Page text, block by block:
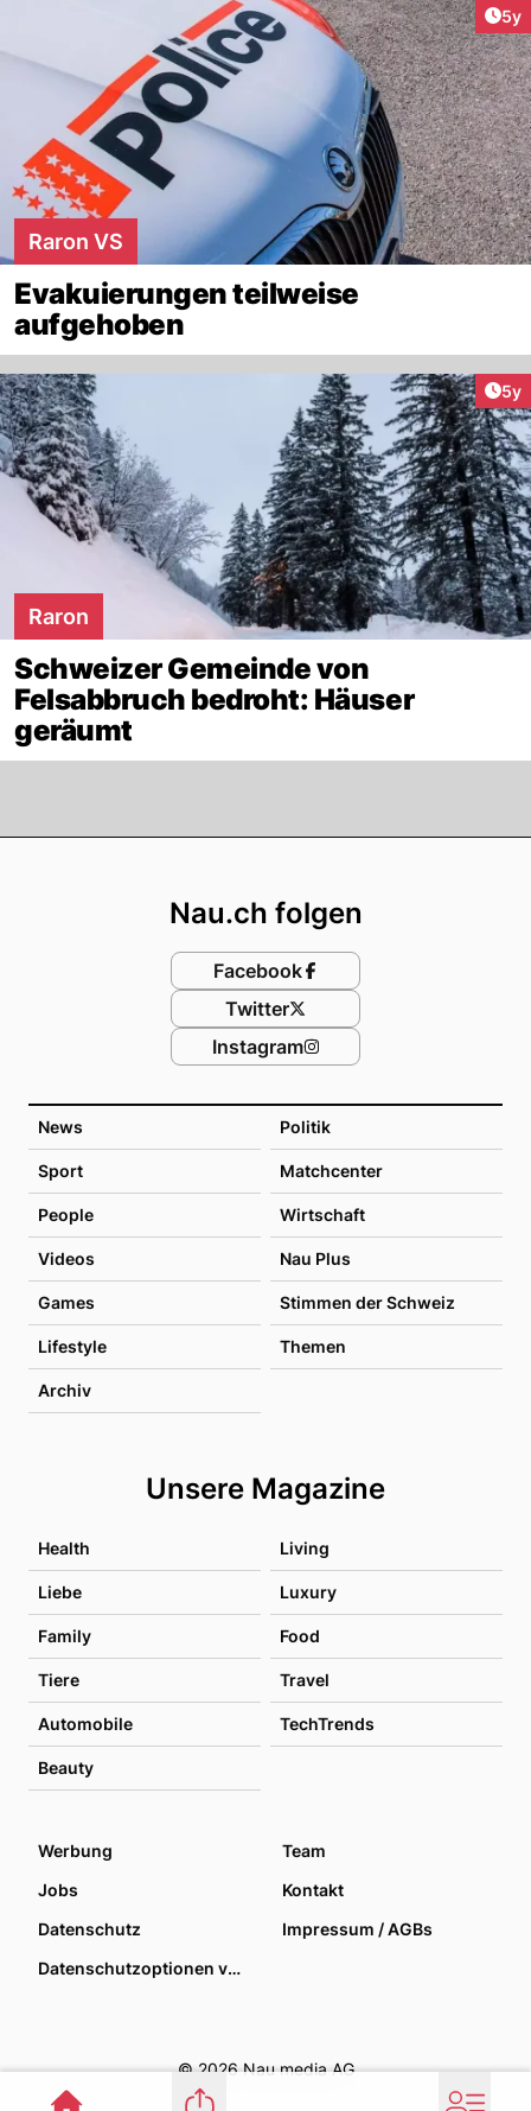
5y
Raron VS
Evakuierungen teilweise
aufgehoben
5y
Raron
Schweizer Gemeinde von
Felsabbruch bedroht: Häuser
geräumt
News Politik
Sport Matchcenter
People Wirtschaft
Videos Nau Plus
Games Stimmen der Schweiz
Lifestyle Themen
Archiv
Unsere Magazine
Health Living
Liebe Luxury
Family Food
Tiere Travel
Automobile TechTrends
Beauty
Nau.ch folgen
Facebook
Twitter
Instagram
Werbung
Team
Jobs
Kontakt
Datenschutz
Impressum / AGBs
Datenschutzoptionen verwalten
© 2026 Nau media AG